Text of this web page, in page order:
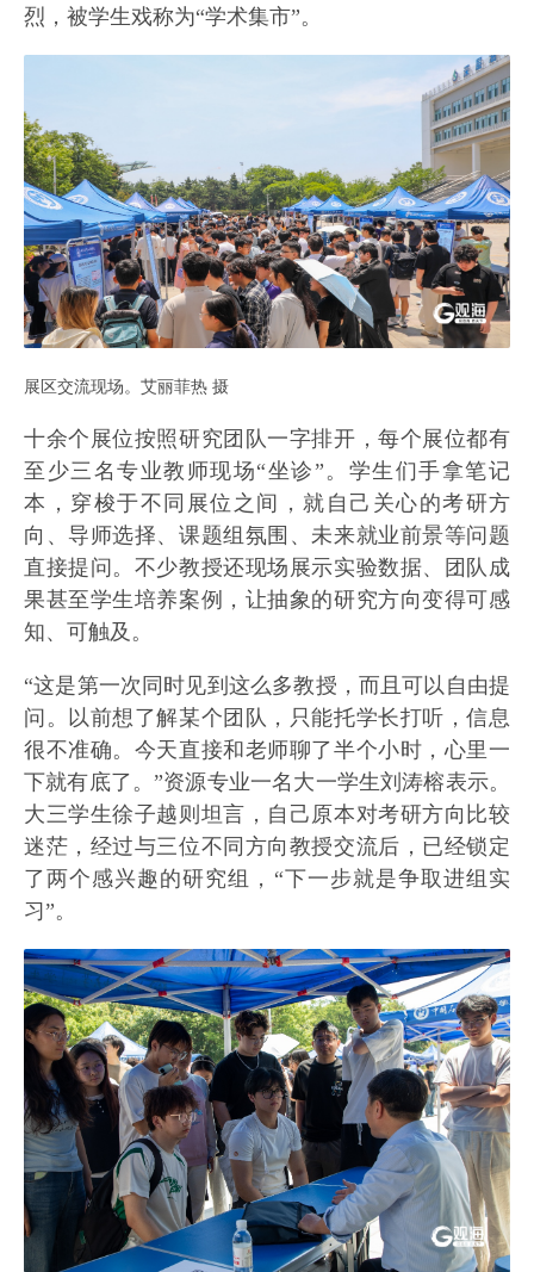
烈，被学生戏称为“学术集市”。
展区交流现场。艾丽菲热 摄
十余个展位按照研究团队一字排开，每个展位都有
至少三名专业教师现场“坐诊”。学生们手拿笔记
本，穿梭于不同展位之间，就自己关心的考研方
向、导师选择、课题组氛围、未来就业前景等问题
直接提问。不少教授还现场展示实验数据、团队成
果甚至学生培养案例，让抽象的研究方向变得可感
知、可触及。
“这是第一次同时见到这么多教授，而且可以自由提
问。以前想了解某个团队，只能托学长打听，信息
很不准确。今天直接和老师聊了半个小时，心里一
下就有底了。”资源专业一名大一学生刘涛榕表示。
大三学生徐子越则坦言，自己原本对考研方向比较
迷茫，经过与三位不同方向教授交流后，已经锁定
了两个感兴趣的研究组，“下一步就是争取进组实
习”。